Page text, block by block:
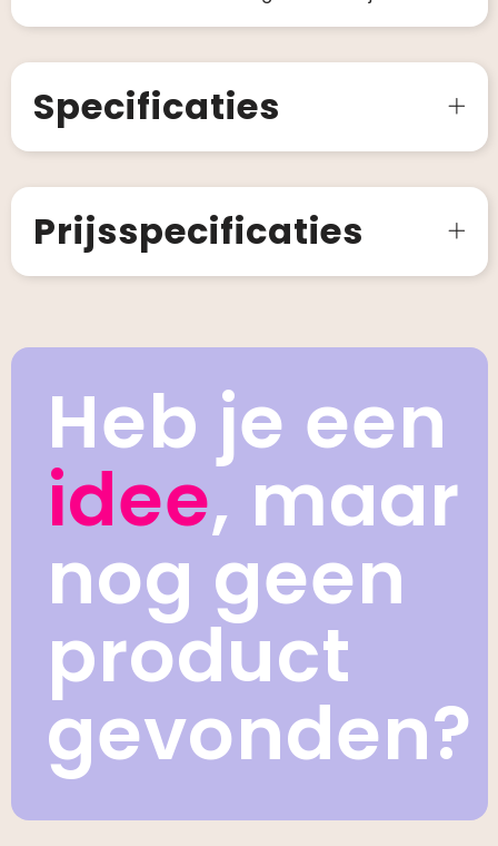
Specificaties
Prijsspecificaties
Heb je een
idee, maar
nog geen
product
gevonden?